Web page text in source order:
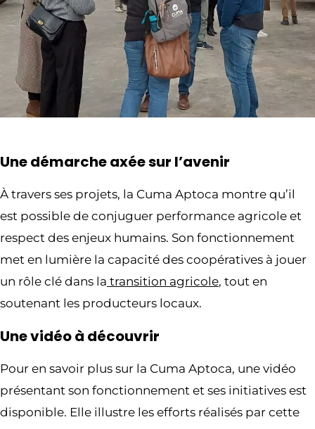
Une démarche axée sur l’avenir
À travers ses projets, la Cuma Aptoca montre qu’il
est possible de conjuguer performance agricole et
respect des enjeux humains. Son fonctionnement
met en lumière la capacité des coopératives à jouer
un rôle clé dans la transition agricole, tout en
soutenant les producteurs locaux.
Une vidéo à découvrir
Pour en savoir plus sur la Cuma Aptoca, une vidéo
présentant son fonctionnement et ses initiatives est
disponible. Elle illustre les efforts réalisés par cette